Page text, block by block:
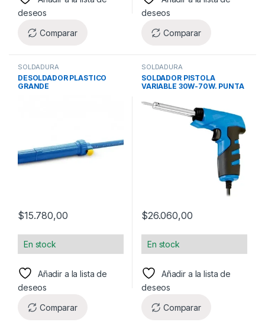
deseos
Comparar
deseos
Comparar
SOLDADURA
DESOLDADOR PLASTICO
GRANDE
$15.780,00
En stock
Añadir a la lista de
deseos
Comparar
SOLDADURA
SOLDADOR PISTOLA
VARIABLE 30W-70W. PUNTA
GOMA (FULLENERGY)
$26.060,00
En stock
Añadir a la lista de
deseos
Comparar